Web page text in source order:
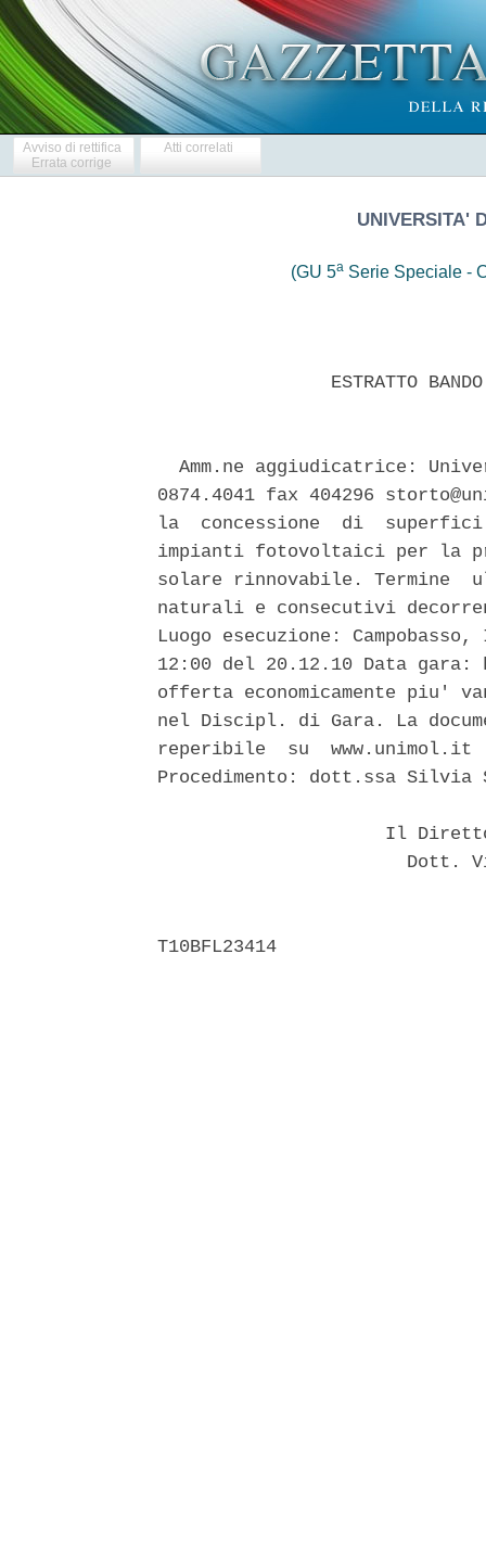
Avviso di rettifica
Errata corrige
Atti correlati
UNIVERSITA'
(GU 5a Serie Speciale -
ESTRATTO
Amm.ne aggiudicatrice:
0874.4041 fax 404296
la  concessione  di
impianti fotovoltaici per la
solare rinnovabile. Termine
naturali e consecutivi
Luogo esecuzione:
12:00 del 20.12.10 Data
offerta economicamente piu'
nel Discipl. di Gara. La
reperibile  su
Procedimento: dott.ssa
Il
Dott.